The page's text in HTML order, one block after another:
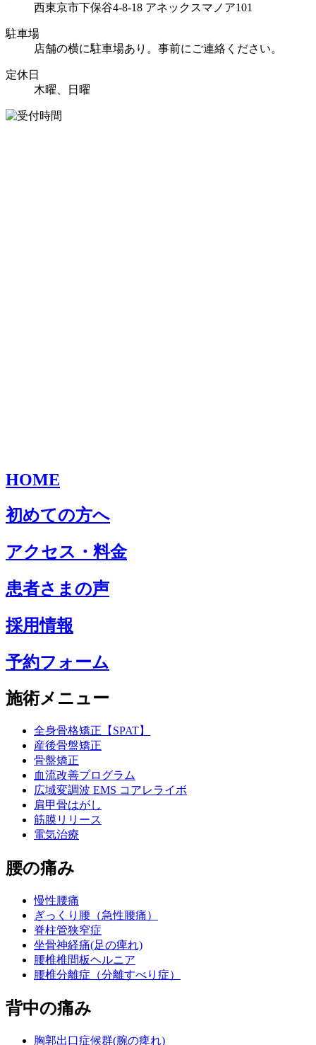
西東京市下保谷4-8-18 アネックスマノア101
駐車場
店舗の横に駐車場あり。事前にご連絡ください。
定休日
木曜、日曜
HOME
初めての方へ
アクセス・料金
患者さまの声
採用情報
予約フォーム
施術メニュー
全身骨格矯正【SPAT】
産後骨盤矯正
骨盤矯正
血流改善プログラム
広域変調波 EMS コアレライボ
肩甲骨はがし
筋膜リリース
電気治療
腰の痛み
慢性腰痛
ぎっくり腰（急性腰痛）
脊柱管狭窄症
坐骨神経痛(足の痺れ)
腰椎椎間板ヘルニア
腰椎分離症（分離すべり症）
背中の痛み
胸郭出口症候群(腕の痺れ)